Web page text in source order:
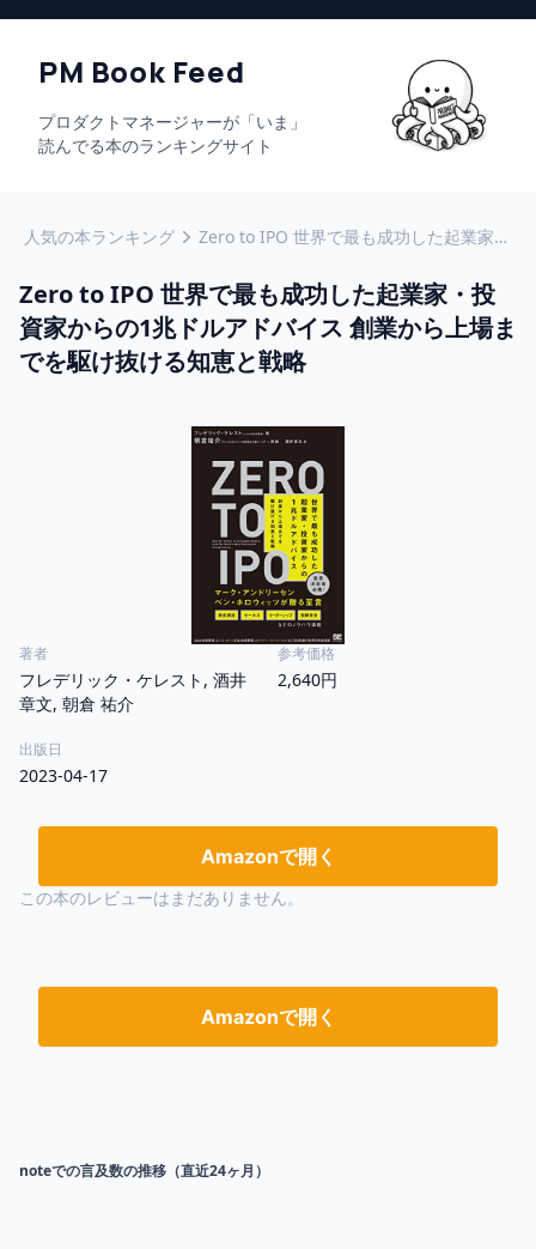
PM Book Feed
プロダクトマネージャーが「いま」
読んでる本のランキングサイト
人気の本ランキング Zero to IPO 世界で最も成功した起業家・投資家からの1兆ドルアドバイス 創業から上場までを駆け抜ける知恵と戦略
Zero to IPO 世界で最も成功した起業家・投
資家からの1兆ドルアドバイス 創業から上場ま
でを駆け抜ける知恵と戦略
著者
フレデリック・ケレスト, 酒井
章文, 朝倉 祐介
参考価格
2,640円
出版日
2023-04-17
Amazonで開く
この本のレビューはまだありません。
Amazonで開く
noteでの言及数の推移（直近24ヶ月）